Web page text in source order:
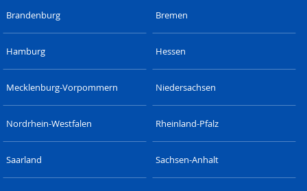
Brandenburg Bremen
Hamburg Hessen
Mecklenburg-Vorpommern Niedersachsen
Nordrhein-Westfalen Rheinland-Pfalz
Saarland Sachsen-Anhalt